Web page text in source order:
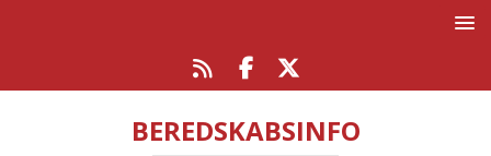
BEREDSKABSINFO